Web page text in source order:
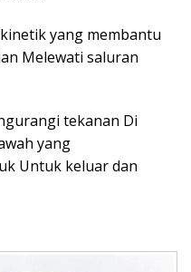
yang membantu
Melewati saluran
tekanan Di
yang
Untuk keluar dan